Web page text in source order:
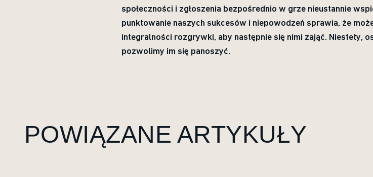
społeczności i zgłoszenia bezpośrednio w grze nieustannie
punktowanie naszych sukcesów i niepowodzeń sprawia, że
integralności rozgrywki, aby następnie się nimi zająć. Niestety,
pozwolimy im się panoszyć.
POWIĄZANE ARTYKUŁY